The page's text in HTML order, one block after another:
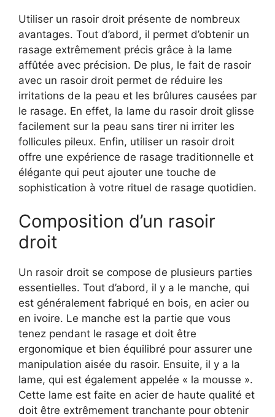
Utiliser un rasoir droit présente de nombreux
avantages. Tout d’abord, il permet d’obtenir un
rasage extrêmement précis grâce à la lame
affûtée avec précision. De plus, le fait de rasoir
avec un rasoir droit permet de réduire les
irritations de la peau et les brûlures causées par
le rasage. En effet, la lame du rasoir droit glisse
facilement sur la peau sans tirer ni irriter les
follicules pileux. Enfin, utiliser un rasoir droit
offre une expérience de rasage traditionnelle et
élégante qui peut ajouter une touche de
sophistication à votre rituel de rasage quotidien.
Composition d’un rasoir
droit
Un rasoir droit se compose de plusieurs parties
essentielles. Tout d’abord, il y a le manche, qui
est généralement fabriqué en bois, en acier ou
en ivoire. Le manche est la partie que vous
tenez pendant le rasage et doit être
ergonomique et bien équilibré pour assurer une
manipulation aisée du rasoir. Ensuite, il y a la
lame, qui est également appelée « la mousse ».
Cette lame est faite en acier de haute qualité et
doit être extrêmement tranchante pour obtenir